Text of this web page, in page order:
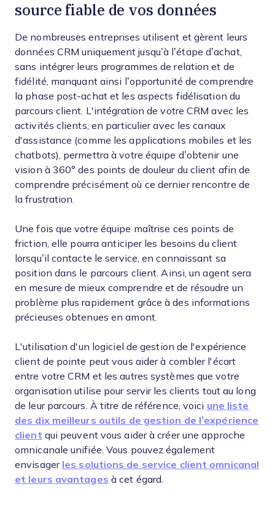
source fiable de vos données
De nombreuses entreprises utilisent et gèrent leurs
données CRM uniquement jusqu’à l’étape d’achat,
sans intégrer leurs programmes de relation et de
fidélité, manquant ainsi l’opportunité de comprendre
la phase post-achat et les aspects fidélisation du
parcours client. L'intégration de votre CRM avec les
activités clients, en particulier avec les canaux
d'assistance (comme les applications mobiles et les
chatbots), permettra à votre équipe d’obtenir une
vision à 360° des points de douleur du client afin de
comprendre précisément où ce dernier rencontre de
la frustration.
Une fois que votre équipe maîtrise ces points de
friction, elle pourra anticiper les besoins du client
lorsqu’il contacte le service, en connaissant sa
position dans le parcours client. Ainsi, un agent sera
en mesure de mieux comprendre et de résoudre un
problème plus rapidement grâce à des informations
précieuses obtenues en amont.
L'utilisation d'un logiciel de gestion de l'expérience
client de pointe peut vous aider à combler l'écart
entre votre CRM et les autres systèmes que votre
organisation utilise pour servir les clients tout au long
de leur parcours. À titre de référence, voici une liste
des dix meilleurs outils de gestion de l’expérience
client qui peuvent vous aider à créer une approche
omnicanale unifiée. Vous pouvez également
envisager les solutions de service client omnicanal
et leurs avantages à cet égard.